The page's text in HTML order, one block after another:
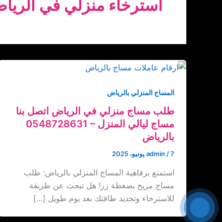
استرخاء منزلي في
المساج المنزلي بالرياض
طلب مساج منزلي في الرياض اتصل بنا
‏‪0548728631 – مساج ليالي المنزل
بالرياض
admin /7 يونيو، 2025
استمتع برفاهية المساج المنزلي بالرياض: طلب
مساج مريح بضغطة زر! هل تبحث عن طريقة
للاسترخاء وتجديد طاقتك بعد يوم طويل […]